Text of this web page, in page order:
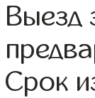
Выезд
Срок